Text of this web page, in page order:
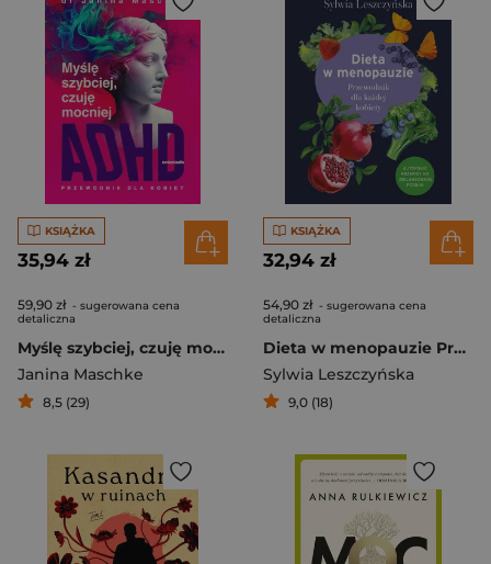
KSIĄŻKA
35,94 zł
59,90 zł - sugerowana cena
detaliczna
Myślę szybciej, czuję mocniej. ADHD - przewodnik dla kobiet
Janina Maschke
8,5 (29)
KSIĄŻKA
32,94 zł
54,90 zł - sugerowana cena
detaliczna
Dieta w menopauzie Przewodnik dla każdej kobiety
Sylwia Leszczyńska
9,0 (18)